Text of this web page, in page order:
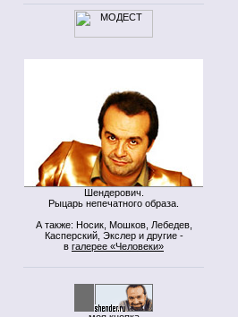
Шендерович.
Рыцарь непечатного образа.
А также: Носик, Мошков, Лебедев,
Касперский, Экслер и другие -
в галерее «Человеки»